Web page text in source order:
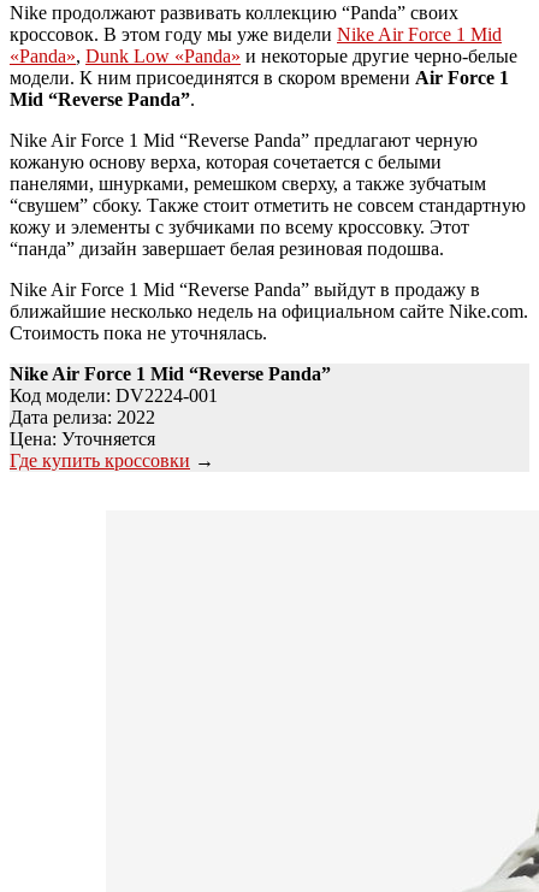
Nike продолжают развивать коллекцию “Panda” своих
кроссовок. В этом году мы уже видели Nike Air Force 1 Mid
«Panda», Dunk Low «Panda» и некоторые другие черно-белые
модели. К ним присоединятся в скором времени Air Force 1
Mid “Reverse Panda”.
Nike Air Force 1 Mid “Reverse Panda” предлагают черную
кожаную основу верха, которая сочетается с белыми
панелями, шнурками, ремешком сверху, а также зубчатым
“свушем” сбоку. Также стоит отметить не совсем стандартную
кожу и элементы с зубчиками по всему кроссовку. Этот
“панда” дизайн завершает белая резиновая подошва.
Nike Air Force 1 Mid “Reverse Panda” выйдут в продажу в
ближайшие несколько недель на официальном сайте Nike.com.
Стоимость пока не уточнялась.
Nike Air Force 1 Mid “Reverse Panda”
Код модели: DV2224-001
Дата релиза: 2022
Цена: Уточняется
Где купить кроссовки →